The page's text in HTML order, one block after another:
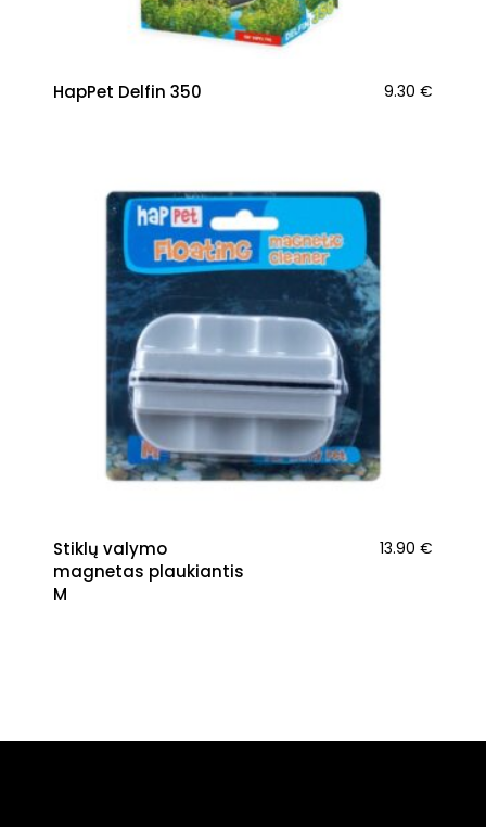
HapPet Delfin 350 9.30 €
Stiklų valymo
magnetas plaukiantis
M
13.90 €